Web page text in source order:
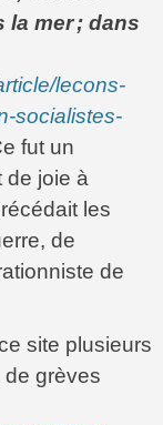
la mer; dans
lecons-
socialistes-
fut un
de joie à
les
de
de
site plusieurs
de grèves